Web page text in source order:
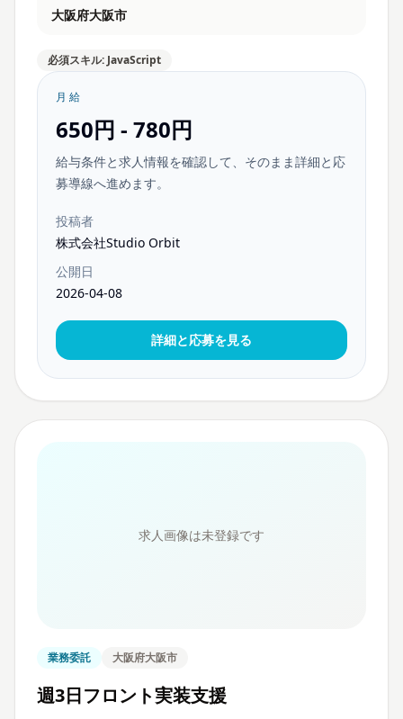
大阪府大阪市
必須スキル: JavaScript
月給
650円 - 780円
給与条件と求人情報を確認して、そのまま詳細と応
募導線へ進めます。
投稿者
株式会社Studio Orbit
公開日
2026-04-08
詳細と応募を見る
求人画像は未登録です
業務委託 大阪府大阪市
週3日フロント実装支援